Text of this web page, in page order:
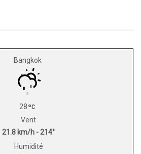
Bangkok
28
Vent
21.8 km/h - 214°
Humidité